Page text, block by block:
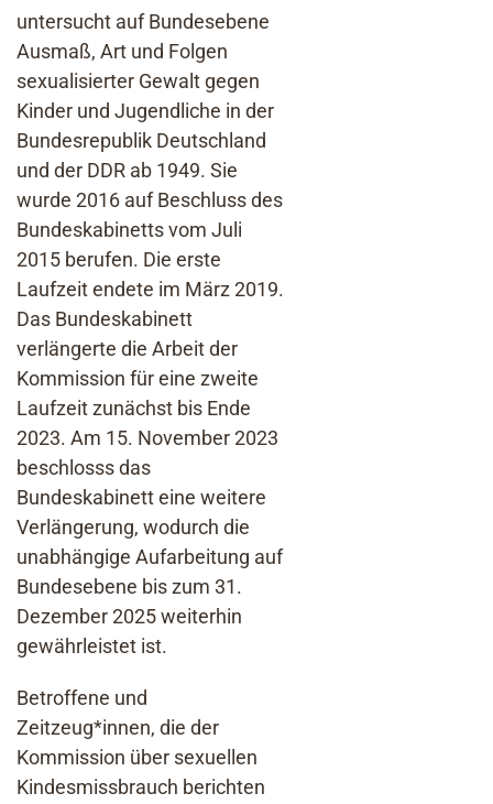
untersucht auf Bundesebene
Ausmaß, Art und Folgen
sexualisierter Gewalt gegen
Kinder und Jugendliche in der
Bundesrepublik Deutschland
und der DDR ab 1949. Sie
wurde 2016 auf Beschluss des
Bundeskabinetts vom Juli
2015 berufen. Die erste
Laufzeit endete im März 2019.
Das Bundeskabinett
verlängerte die Arbeit der
Kommission für eine zweite
Laufzeit zunächst bis Ende
2023. Am 15. November 2023
beschlosss das
Bundeskabinett eine weitere
Verlängerung, wodurch die
unabhängige Aufarbeitung auf
Bundesebene bis zum 31.
Dezember 2025 weiterhin
gewährleistet ist.
Betroffene und
Zeitzeug*innen, die der
Kommission über sexuellen
Kindesmissbrauch berichten